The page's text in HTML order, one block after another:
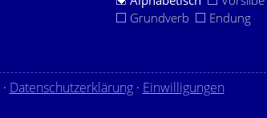
Grundverb
Endung
· Datenschutzerklärung· Einwilligungen